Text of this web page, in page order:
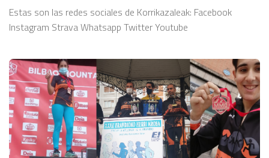
Estas son las redes sociales de Korrikazaleak: Facebook
Instagram Strava Whatsapp Twitter Youtube